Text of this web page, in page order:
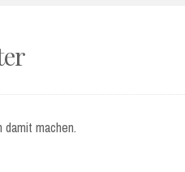
damit machen.